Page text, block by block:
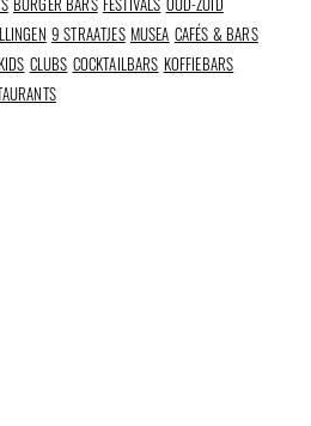
9 STRAATJES MUSEA CAFÉS & BARS
CLUBS COCKTAILBARS KOFFIEBARS